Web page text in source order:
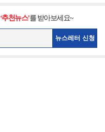
‘추천뉴스’를 받아보세요~
뉴스레터 신청